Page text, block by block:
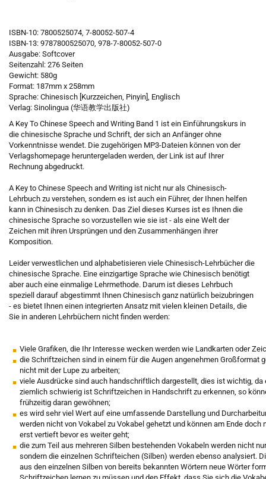
ISBN-10: 7800525074, 7-80052-507-4
ISBN-13: 9787800525070, 978-7-80052-507-0
Ausgabe: Softcover
Seitenzahl: 276 Seiten
Gewicht: 580g
Format: 187mm x 258mm
Sprache: Chinesisch [Kurzzeichen, Pinyin], Englisch
Verlag: Sinolingua (华语教学出版社)
A Key To Chinese Speech and Writing Band 1 ist ein Einführungskurs in
die chinesische Sprache und Schrift, der sich an Anfänger ohne
Vorkenntnisse wendet. Die zugehörigen MP3-Dateien können von der
Verlagshomepage heruntergeladen werden, der Link ist auf Ihrer
Rechnung abgedruckt.
A Key to Chinese Speech and Writing ist nicht nur als Chinesisch-
Lehrbuch zu verstehen, sondern es ist auch ein Führer, der Ihnen helfen
kann in Chinesisch zu denken. Das Ziel dieses Kurses ist es Ihnen die
chinesische Sprache so vorzustellen wie sie ist - als eine Welt der
Zeichen mit ihren Ursprüngen und den Zusammenhängen ihrer
Komposition.
Leider verwestlichen und alphabetisieren viele Chinesisch-Lehrbücher die
chinesische Sprache. Eine einzigartige Sprache wie Chinesisch benötigt
aber auch eine einmalige Lehrmethode. Darum ist dieses Lehrbuch
speziell darauf abgestimmt Ihnen Chinesisch ganz natürlich beizubringen
- es bietet Ihnen einen integrierten Ansatz mit vielen kleinen Details, die
Sie in anderen Lehrbüchern nicht finden werden:
Viele Grafiken, die Ihr Interesse wecken werden wie Landkarten oder
die Schriftzeichen sind in einem für die Augen angenehmen Großformat
nicht mit der Lupe zu arbeiten;
viele Ausdrücke sind auch handschriftlich dargestellt, dies ist wichtig, da
ziemlich schwierig ist Schriftzeichen in Handschrift zu erkennen, so
frühzeitig daran gewöhnen;
es wird sehr viel Wert auf eine umfassende Darstellung und
werden nicht von Vokabel zu Vokabel gehetzt und können am Ende
erst vertieft bevor es weiter geht;
die zum Teil aus mehreren Silben bestehenden Vokabeln werden nicht
sondern die einzelnen Schrifteichen (Silben) werden ebenso analysiert.
aus den einzelnen Silben von bereits bekannten Wörtern neue Wörter